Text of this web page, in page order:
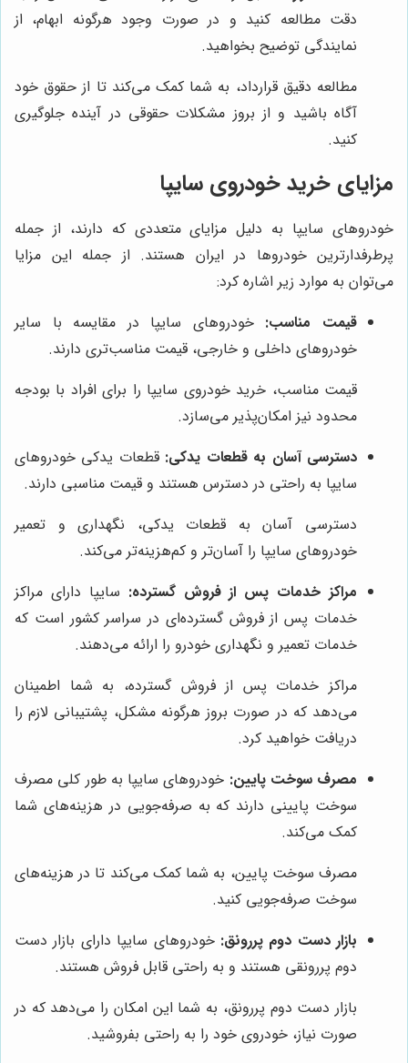
دقت مطالعه کنید و در صورت وجود هرگونه ابهام، از
نمایندگی توضیح بخواهید.
مطالعه دقیق قرارداد، به شما کمک می‌کند تا از حقوق خود
آگاه باشید و از بروز مشکلات حقوقی در آینده جلوگیری
کنید.
مزایای خرید خودروی سایپا
خودروهای سایپا به دلیل مزایای متعددی که دارند، از جمله
پرطرفدارترین خودروها در ایران هستند. از جمله این مزایا
می‌توان به موارد زیر اشاره کرد:
قیمت مناسب: خودروهای سایپا در مقایسه با سایر
خودروهای داخلی و خارجی، قیمت مناسب‌تری دارند.
قیمت مناسب، خرید خودروی سایپا را برای افراد با بودجه
محدود نیز امکان‌پذیر می‌سازد.
دسترسی آسان به قطعات یدکی: قطعات یدکی خودروهای
سایپا به راحتی در دسترس هستند و قیمت مناسبی دارند.
دسترسی آسان به قطعات یدکی، نگهداری و تعمیر
خودروهای سایپا را آسان‌تر و کم‌هزینه‌تر می‌کند.
مراکز خدمات پس از فروش گسترده: سایپا دارای مراکز
خدمات پس از فروش گسترده‌ای در سراسر کشور است که
خدمات تعمیر و نگهداری خودرو را ارائه می‌دهند.
مراکز خدمات پس از فروش گسترده، به شما اطمینان
می‌دهد که در صورت بروز هرگونه مشکل، پشتیبانی لازم را
دریافت خواهید کرد.
مصرف سوخت پایین: خودروهای سایپا به طور کلی مصرف
سوخت پایینی دارند که به صرفه‌جویی در هزینه‌های شما
کمک می‌کند.
مصرف سوخت پایین، به شما کمک می‌کند تا در هزینه‌های
سوخت صرفه‌جویی کنید.
بازار دست دوم پررونق: خودروهای سایپا دارای بازار دست
دوم پررونقی هستند و به راحتی قابل فروش هستند.
بازار دست دوم پررونق، به شما این امکان را می‌دهد که در
صورت نیاز، خودروی خود را به راحتی بفروشید.